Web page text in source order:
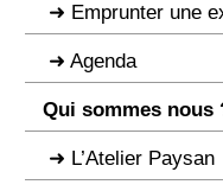
Emprunter une
Agenda
Qui sommes nous
L’Atelier Paysan